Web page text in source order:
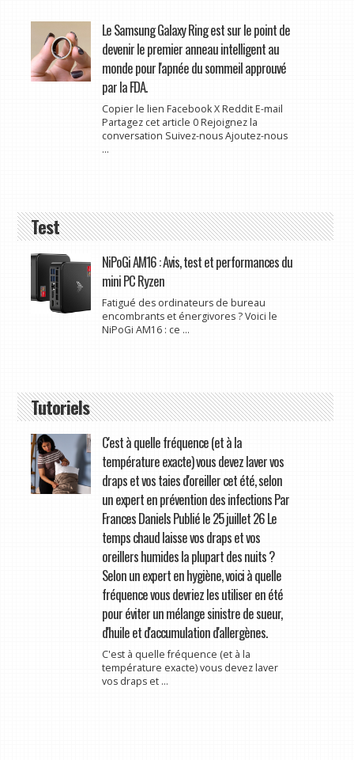
Le Samsung Galaxy Ring est sur le point de
devenir le premier anneau intelligent au
monde pour l'apnée du sommeil approuvé
par la FDA.
Copier le lien Facebook X Reddit E-mail
Partagez cet article 0 Rejoignez la
conversation Suivez-nous Ajoutez-nous
...
Test
NiPoGi AM16 : Avis, test et performances du
mini PC Ryzen
Fatigué des ordinateurs de bureau
encombrants et énergivores ? Voici le
NiPoGi AM16 : ce ...
Tutoriels
C'est à quelle fréquence (et à la
température exacte) vous devez laver vos
draps et vos taies d'oreiller cet été, selon
un expert en prévention des infections Par
Frances Daniels Publié le 25 juillet 26 Le
temps chaud laisse vos draps et vos
oreillers humides la plupart des nuits ?
Selon un expert en hygiène, voici à quelle
fréquence vous devriez les utiliser en été
pour éviter un mélange sinistre de sueur,
d'huile et d'accumulation d'allergènes.
C'est à quelle fréquence (et à la
température exacte) vous devez laver
vos draps et ...